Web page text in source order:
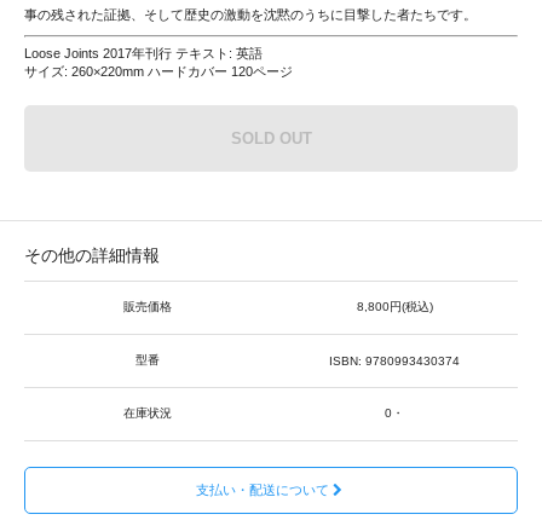
事の残された証拠、そして歴史の激動を沈黙のうちに目撃した者たちです。
Loose Joints 2017年刊行 テキスト: 英語
サイズ: 260×220mm ハードカバー 120ページ
SOLD OUT
その他の詳細情報
販売価格 8,800円(税込)
型番 ISBN: 9780993430374
在庫状況 0・
支払い・配送について